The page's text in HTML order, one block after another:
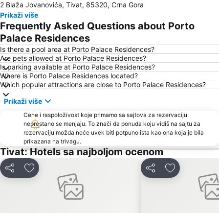
Seljanovo
Lučice
Kraljičina plaža
Stari grad Budva
Pržno
Žanjice
Buljarica
Gradska plaža
Ostrvo cveća
Manastir Ostrog
Tivat
Crvena plaža
Waikiki
Stari grad Herceg Novi
Kamenovo
Kraljičina plaža
Izletište Rose
Petrovacka Obala
Plaža Miločer
Yachting Club 32
Drobni pijesak
Lepetane
Ćorovića
Sveti Toma
2 Blaža Jovanovića, Tivat, 85320, Crna Gora
Prikaži više
Frequently Asked Questions about Porto
Palace Residences
Is there a pool area at Porto Palace Residences?
Are pets allowed at Porto Palace Residences?
Is parking available at Porto Palace Residences?
Where is Porto Palace Residences located?
Which popular attractions are close to Porto Palace Residences?
Prikaži više
Cene i raspoloživost koje primamo sa sajtova za rezervaciju
neprestano se menjaju. To znači da ponuda koju vidiš na sajtu za
rezervaciju možda neće uvek biti potpuno ista kao ona koja je bila
prikazana na trivagu.
Tivat: Hotels sa najboljom ocenom
Deli Dodati u favorite Deli Dodati u